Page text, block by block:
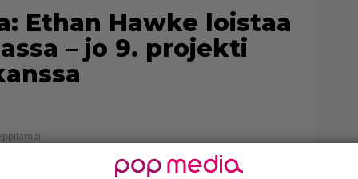
Ethan Hawke loistaa
– jo 9. projekti